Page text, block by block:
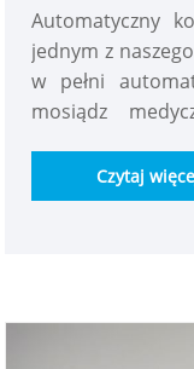
Automatyczny
jednym z
w pełni
mosiądz
generatora
powietrze,
Czytaj